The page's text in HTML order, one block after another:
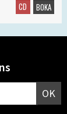
CD BOKA
OK